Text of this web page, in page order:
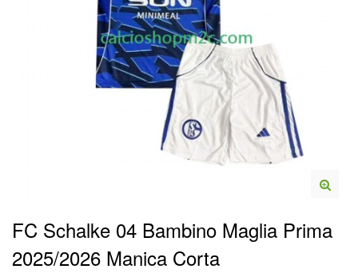
FC Schalke 04 Bambino Maglia Prima
2025/2026 Manica Corta